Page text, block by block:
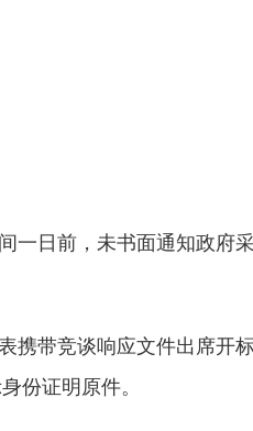
日前，未书面通知政府
携带竞谈响应文件出席开
份证明原件。